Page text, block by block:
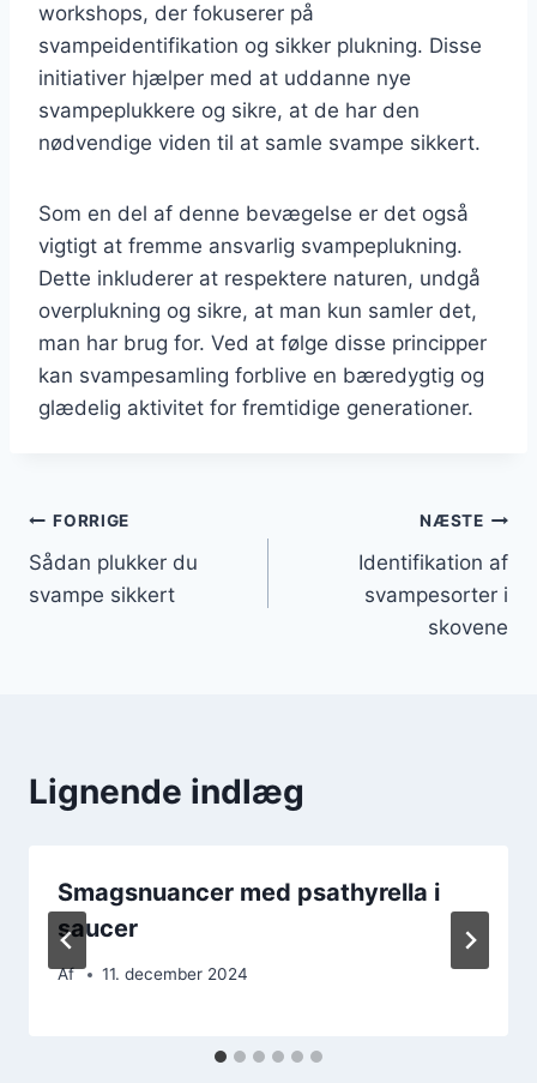
workshops, der fokuserer på
svampeidentifikation og sikker plukning. Disse
initiativer hjælper med at uddanne nye
svampeplukkere og sikre, at de har den
nødvendige viden til at samle svampe sikkert.
Som en del af denne bevægelse er det også
vigtigt at fremme ansvarlig svampeplukning.
Dette inkluderer at respektere naturen, undgå
overplukning og sikre, at man kun samler det,
man har brug for. Ved at følge disse principper
kan svampesamling forblive en bæredygtig og
glædelig aktivitet for fremtidige generationer.
Indlægsnavigation
FORRIGE
Sådan plukker du
svampe sikkert
NÆSTE
Identifikation af
svampesorter i
skovene
Lignende indlæg
Smagsnuancer med psathyrella i
saucer
Af 11. december 2024